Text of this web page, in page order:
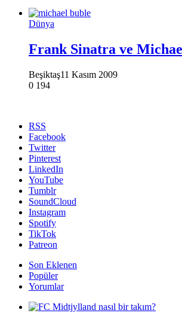
Dünya
Frank Sinatra ve
Beşiktaş11 Kasım 2009
0 194
RSS
Facebook
Twitter
Pinterest
LinkedIn
YouTube
Tumblr
SoundCloud
Instagram
Spotify
TikTok
Patreon
Son Eklenen
Popüler
Yorumlar